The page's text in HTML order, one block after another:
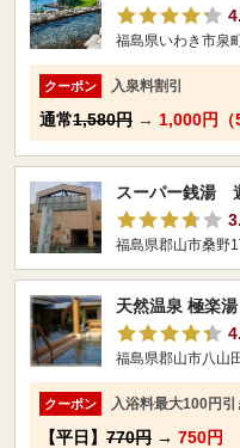
福島県いわき市泉
クーポン 入泉料割引
通常1,580円 → 1,000円（
スーパー銭湯
福島県郡山市桑野
天然温泉 極楽
福島県郡山市八山
クーポン 入浴料最大100円
【平日】 770円 → 750円